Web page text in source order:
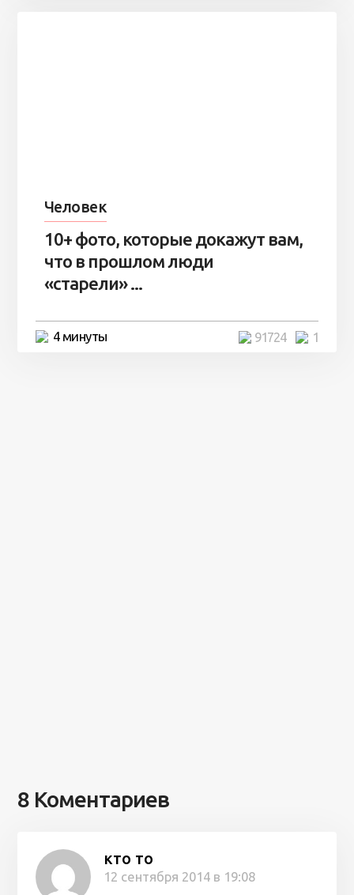
Человек
10+ фото, которые докажут вам,
что в прошлом люди
«старели» ...
4 минуты 1
91724
8 Коментариев
кто то
12 сентября 2014 в 19:08